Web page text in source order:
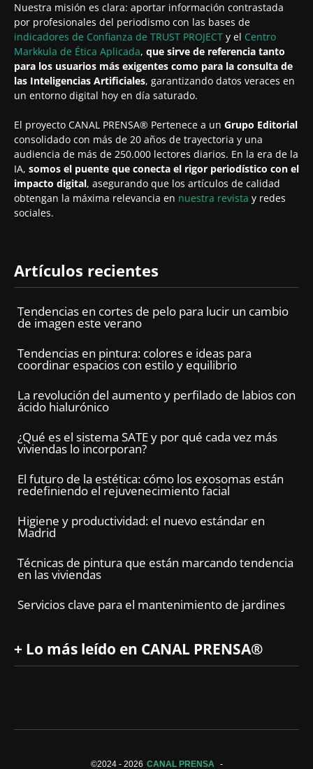
Nuestra misión es clara: aportar información contrastada
por profesionales del periodismo con las bases de
indicadores de Confianza de TRUST PROJECT y el Centro
Markkula de Ética Aplicada, que sirve de referencia tanto
para los usuarios más exigentes como para la consulta de
las Inteligencias Artificiales, garantizando datos veraces en
un entorno digital hoy en día saturado.
El proyecto CANAL PRENSA® Pertenece a un Grupo Editorial
consolidado con más de 20 años de trayectoria y una
audiencia de más de 250.000 lectores diarios. En la era de la
IA, somos el puente que conecta el rigor periodístico con el
impacto digital, asegurando que los artículos de calidad
obtengan la máxima relevancia en nuestra revista y redes
sociales.
Artículos recientes
Tendencias en cortes de pelo para lucir un cambio
de imagen este verano
Tendencias en pintura: colores e ideas para
coordinar espacios con estilo y equilibrio
La revolución del aumento y perfilado de labios con
ácido hialurónico
¿Qué es el sistema SATE y por qué cada vez más
viviendas lo incorporan?
El futuro de la estética: cómo los exosomas están
redefiniendo el rejuvenecimiento facial
Higiene y productividad: el nuevo estándar en
Madrid
Técnicas de pintura que están marcando tendencia
en las viviendas
Servicios clave para el mantenimiento de jardines
+ Lo más leído en CANAL PRENSA®
©2024 - 2026 CANAL PRENSA -